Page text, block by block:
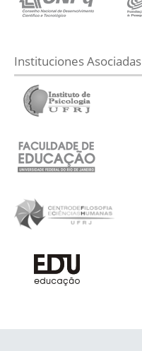
Instituciones Asociadas